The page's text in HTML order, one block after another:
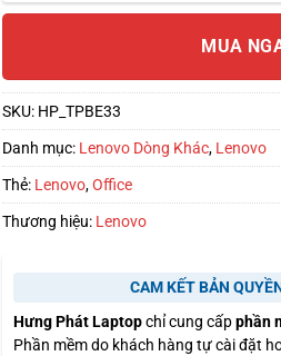
MUA
SKU: HP_TPBE33
Danh mục: Lenovo Dòng Khác, Lenovo
Thẻ: Lenovo,Office
Thương hiệu: Lenovo
CAM KẾT BẢN
Hưng Phát Laptopchỉ cung cấpphần
Phần mềm do khách hàng tự cài đặt